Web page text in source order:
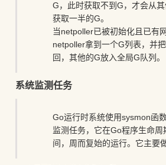
G，此时获取不到G，才会从其
获取一半的G。
当netpoller已被初始化且已有
netpoller拿到一个G列表，并
回，其他的G放入全局G队列。
系统监测任务
Go运行时系统使用sysmon函
监测任务，它在Go程序生命周
间，周而复始的运行。它主要